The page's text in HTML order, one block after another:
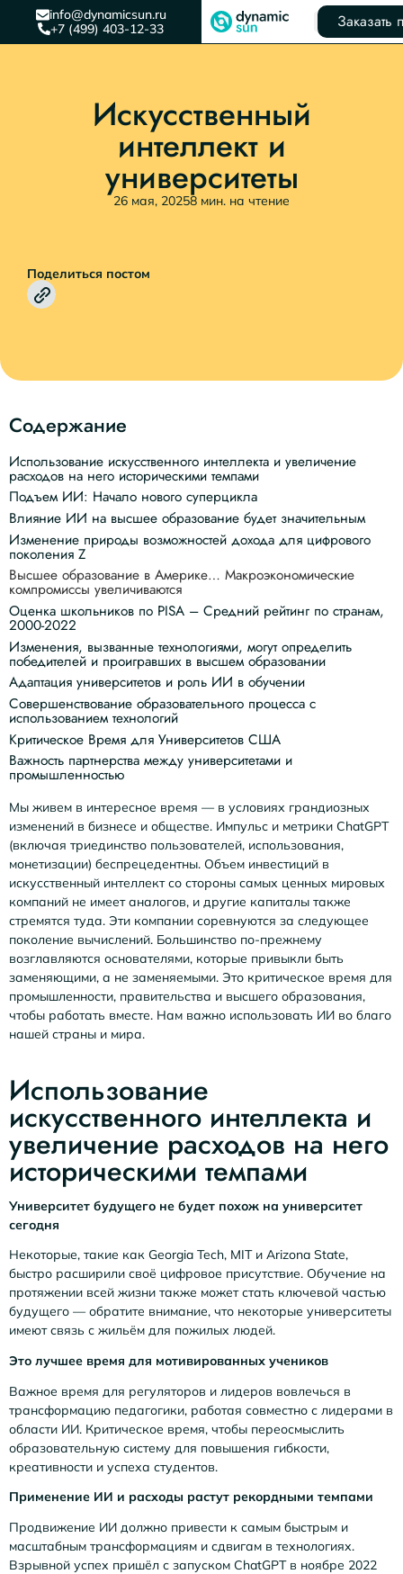
info@dynamicsun.ru
+7 (499) 403-12-33
Заказать
Искусственный
интеллект и
университеты
26 мая, 20258 мин. на чтение
Поделиться постом
Мы живем в интересное время — в условиях грандиозных
изменений в бизнесе и обществе. Импульс и метрики ChatGPT
(включая триединство пользователей, использования,
монетизации) беспрецедентны. Объем инвестиций в
искусственный интеллект со стороны самых ценных мировых
компаний не имеет аналогов, и другие капиталы также
стремятся туда. Эти компании соревнуются за следующее
поколение вычислений. Большинство по-прежнему
возглавляются основателями, которые привыкли быть
заменяющими, а не заменяемыми. Это критическое время для
промышленности, правительства и высшего образования,
чтобы работать вместе. Нам важно использовать ИИ во благо
нашей страны и мира.
Использование
искусственного интеллекта и
увеличение расходов на него
историческими темпами
Университет будущего не будет похож на университет
сегодня
Некоторые, такие как Georgia Tech, MIT и Arizona State,
быстро расширили своё цифровое присутствие. Обучение на
протяжении всей жизни также может стать ключевой частью
будущего — обратите внимание, что некоторые университеты
имеют связь с жильём для пожилых людей.
Это лучшее время для мотивированных учеников
Важное время для регуляторов и лидеров вовлечься в
трансформацию педагогики, работая совместно с лидерами в
области ИИ. Критическое время, чтобы переосмыслить
образовательную систему для повышения гибкости,
креативности и успеха студентов.
Применение ИИ и расходы растут рекордными темпами
Продвижение ИИ должно привести к самым быстрым и
масштабным трансформациям и сдвигам в технологиях.
Взрывной успех пришёл с запуском ChatGPT в ноябре 2022
Содержание
Использование искусственного интеллекта и увеличение
расходов на него историческими темпами
Подъем ИИ: Начало нового суперцикла
Влияние ИИ на высшее образование будет значительным
Изменение природы возможностей дохода для цифрового
поколения Z
Высшее образование в Америке… Макроэкономические
компромиссы увеличиваются
Оценка школьников по PISA – Средний рейтинг по странам,
2000-2022
Изменения, вызванные технологиями, могут определить
победителей и проигравших в высшем образовании
Адаптация университетов и роль ИИ в обучении
Совершенствование образовательного процесса с
использованием технологий
Критическое Время для Университетов США
Важность партнерства между университетами и
промышленностью